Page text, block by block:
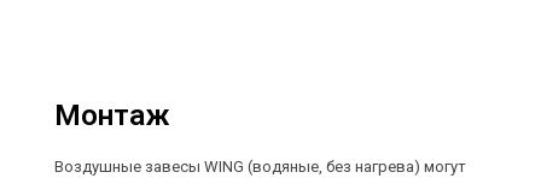
Монтаж
Воздушные завесы WING (водяные, без нагрева) могут